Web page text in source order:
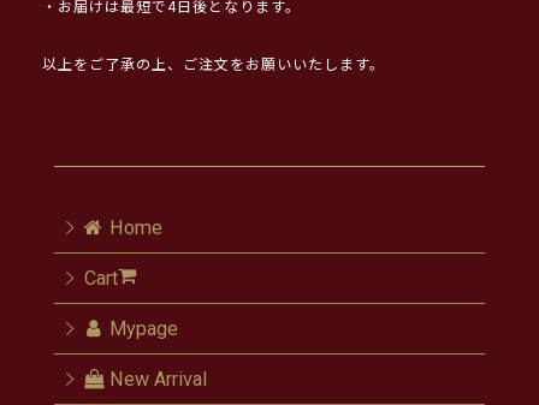
・お届けは最短で4日後となります。
以上をご了承の上、ご注文をお願いいたします。
Home
Cart
Mypage
New Arrival